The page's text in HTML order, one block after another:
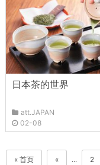
日本茶的世界
att.JAPAN
02-08
« 首页 « ... 2